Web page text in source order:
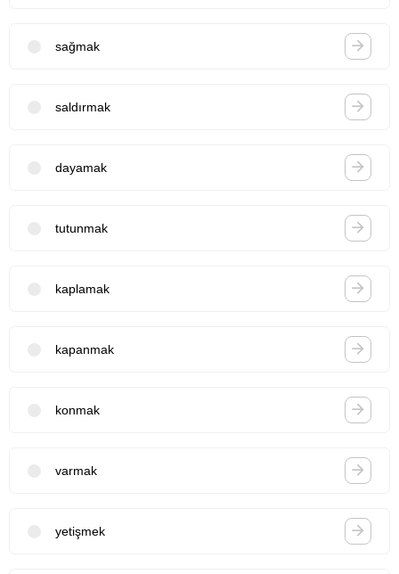
sağmak
saldırmak
dayamak
tutunmak
kaplamak
kapanmak
konmak
varmak
yetişmek